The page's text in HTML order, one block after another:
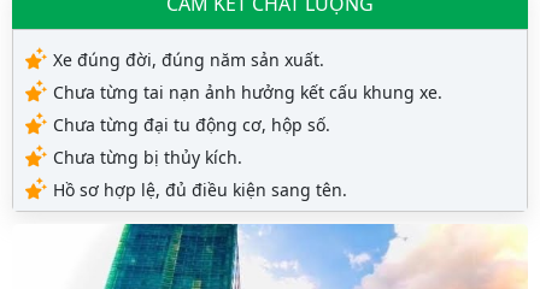
Xe đúng đời, đúng năm sản xuất.
Chưa từng tai nạn ảnh hưởng kết cấu khung xe.
Chưa từng đại tu động cơ, hộp số.
Chưa từng bị thủy kích.
Hồ sơ hợp lệ, đủ điều kiện sang tên.